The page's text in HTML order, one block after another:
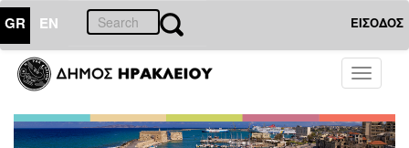
GR EN ΕΙΣΟΔΟΣ
Toggle
ΔΗΜΟΣ
Δελτία
Τύπου